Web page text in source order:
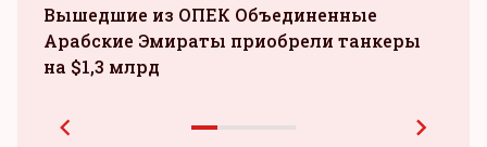
Вышедшие из ОПЕК Объединенные
Арабские Эмираты приобрели танкеры
на $1,3 млрд